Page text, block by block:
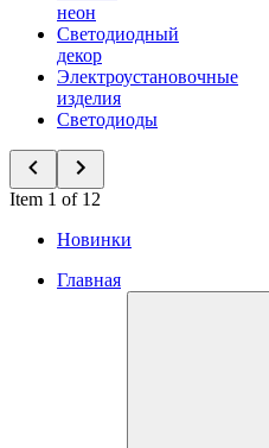
неон
Светодиодный
декор
Электроустановочные
изделия
Светодиоды
Item 1 of 12
Новинки
Главная